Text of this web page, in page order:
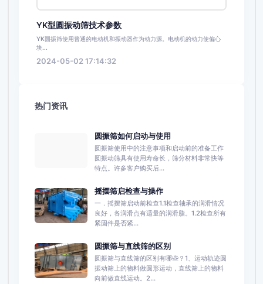
YK型圆振动筛技术参数
YK圆振筛使用普通的电动机和振动器作为动力源。电动机的动力使偏心
块...
2024-05-02 17:14:32
热门资讯
圆振筛如何启动与使用
圆振筛使用中的注意事项和启动前的准备工作
圆振动筛具有使用寿命长，筛分材料非常快等
特点。许多客户购买后...
摇摆筛启检查与操作
一．摇摆筛启动前检查1.1检查轴承的润滑情况
良好，各润滑点有适量的润滑脂。1.2检查所有
紧固件是否紧...
圆振筛与直线筛的区别
圆振筛与直线筛的区别有哪些？1、运动轨迹圆
振动筛上的物料做圆形运动，直线筛上的物料
向前做直线运动。2...